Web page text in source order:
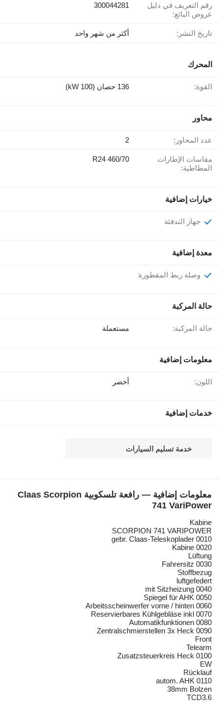
رقم التعريف في دليل
عروض البائع:
300044281
تاريخ النشر: أكثر من شهر واحد
المحرك
القوة: 136 حصان (100 kW)
محاور
عدد المحاور: 2
مقاسات الإطارات
المطاطية:
460/70 R24
خيارات إضافية
جهاز التدفئة
معدة إضافية
وصلة ربط المقطورة
حالة المركبة
حالة المركبة: مستعملة
معلومات إضافية
اللون: أخضر
خدمات إضافية
خدمة تسليم السيارات
معلومات إضافية — رافعة تلسكوبية Claas Scorpion
741 VariPower
Kabine
SCORPION 741 VARIPOWER
0010 gebr. Claas-Teleskoplader
0020 Kabine
Lüftung
0030 Fahrersitz
Stoffbezug
luftgefedert
0040 mit Sitzheizung
0050 Spiegel für AHK
0060 Arbeitsscheinwerfer vorne / hinten
0070 Reservierbares Kühlgebläse inkl
0080 Automatikfunktionen
0090 Zentralschmierstellen 3x Heck
Front
Telearm
0100 Zusatzsteuerkreis Heck
EW
Rücklauf
0110 autom. AHK
38mm Bolzen
TCD3.6